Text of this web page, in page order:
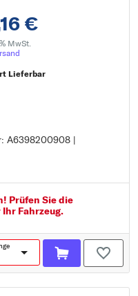
€
MwSt.
Lieferbar
A6398200908 |
Prüfen Sie die
Fahrzeug.